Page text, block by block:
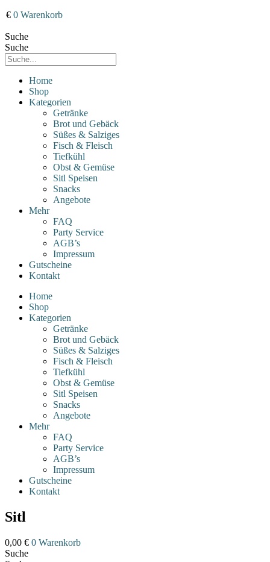
€ 0 Warenkorb
Suche
Suche
Home
Shop
Kategorien
Getränke
Brot und Gebäck
Süßes & Salziges
Fisch & Fleisch
Tiefkühl
Obst & Gemüse
Sitl Speisen
Snacks
Angebote
Mehr
FAQ
Party Service
AGB’s
Impressum
Gutscheine
Kontakt
Home
Shop
Kategorien
Getränke
Brot und Gebäck
Süßes & Salziges
Fisch & Fleisch
Tiefkühl
Obst & Gemüse
Sitl Speisen
Snacks
Angebote
Mehr
FAQ
Party Service
AGB’s
Impressum
Gutscheine
Kontakt
Sitl
0,00 € 0 Warenkorb
Suche